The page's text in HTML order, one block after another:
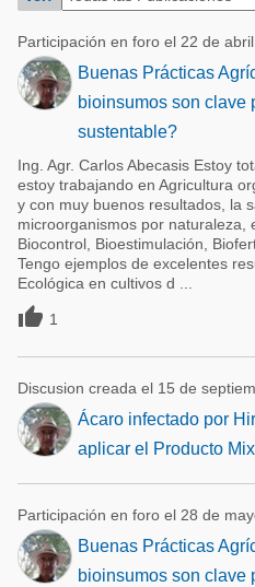
Balanceados - Piensos
Ganadería
Lechería
Participación en foro el 22 de
Buenas Prácticas
bioinsumos son clave
sustentable?
Ing. Agr. Carlos Abecasis Estoy
estoy trabajando en Agricultura
y con muy buenos resultados, la
microorganismos por naturaleza,
Biocontrol, Bioestimulación,
Tengo ejemplos de excelentes
Ecológica en cultivos d ...
 1
Discusion creada el 15 de
Ácaro infectado por
aplicar el Producto
Participación en foro el 28 de
Buenas Prácticas
bioinsumos son clave